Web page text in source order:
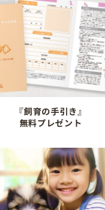
『飼育の手引き』
無料プレゼント